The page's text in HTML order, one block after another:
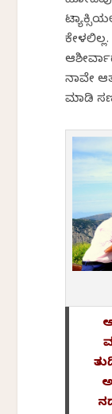
ನಾವೇ
ಮಾಡಿ